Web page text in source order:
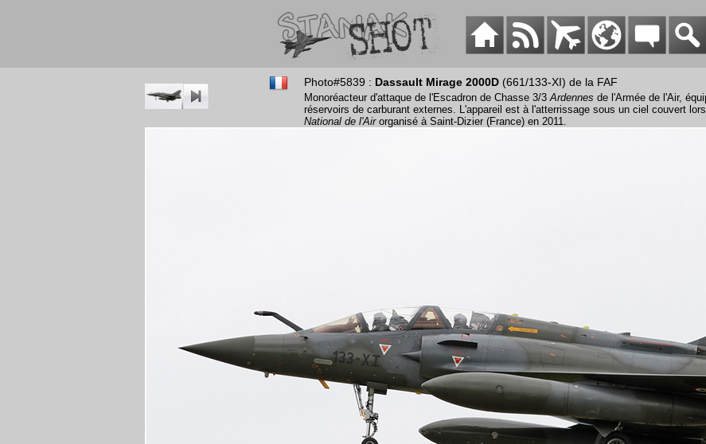
Photo#5839 : Dassault Mirage 2000D (661/133-XI) de la FAF
Monoréacteur d'attaque de l'Escadron de Chasse 3/3Ardennes de l'Armée de l'Air,
réservoirs de carburant externes. L'appareil est à l'atterrissage sous un ciel couvert
National de l'Airorganisé à Saint-Dizier (France) en 2011.